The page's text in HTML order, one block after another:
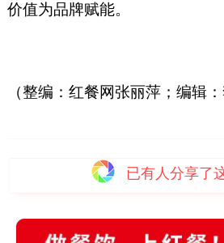
价值为品牌赋能。
（整编：红餐网张丽萍；编辑：
已有 人分享了